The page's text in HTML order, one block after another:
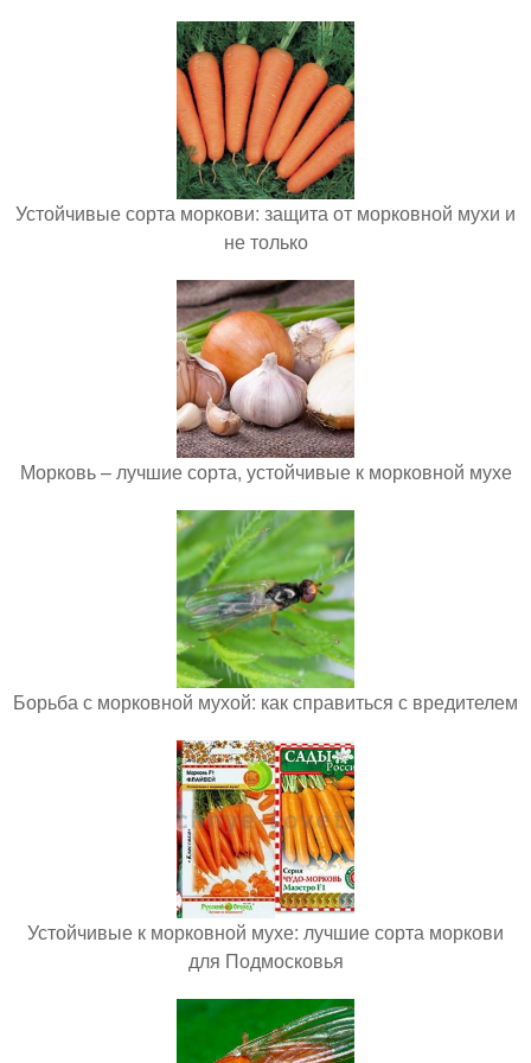
Устойчивые сорта моркови: защита от морковной мухи и
не только
Морковь – лучшие сорта, устойчивые к морковной мухе
Борьба с морковной мухой: как справиться с вредителем
Устойчивые к морковной мухе: лучшие сорта моркови
для Подмосковья